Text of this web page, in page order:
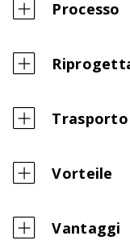
Processo
Trasporto
Vorteile
Vantaggi